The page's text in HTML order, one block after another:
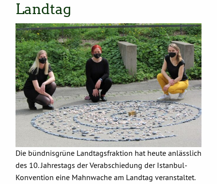
Landtag
Die bündnisgrüne Landtagsfraktion hat heute anlässlich
des 10. Jahrestags der Verabschiedung der Istanbul-
Konvention eine Mahnwache am Landtag veranstaltet.